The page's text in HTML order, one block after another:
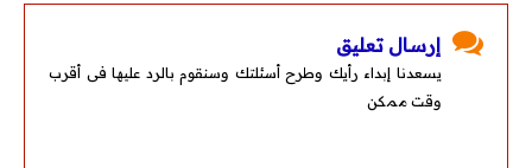
إرسال تعليق
يسعدنا إبداء رأيك وطرح أسئلتك وسنقوم بالرد عليها فى أقرب
وقت ممكن